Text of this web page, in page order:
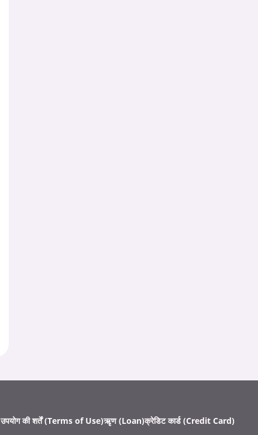
उपयोग की शर्तें (Terms of Use)ऋृण (Loan)क्रेडिट कार्ड (Credit Card)